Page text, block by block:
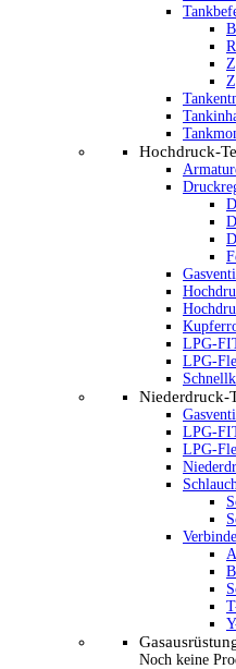
Hochdruck-
LPG-
LPG-
Niederdruck-
LPG-
LPG-
Noch keine